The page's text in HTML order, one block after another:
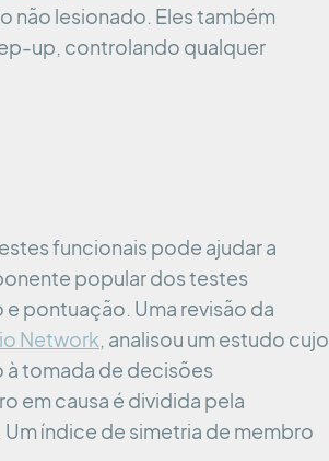
não lesionado. Eles também
up, controlando qualquer
funcionais pode ajudar a
popular dos testes
pontuação. Uma revisão da
Network, analisou um estudo cujo
à tomada de decisões
em causa é dividida pela
índice de simetria de membro